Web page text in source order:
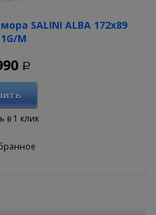
SALINI ALBA 172х89
M
Р
в 1 клик